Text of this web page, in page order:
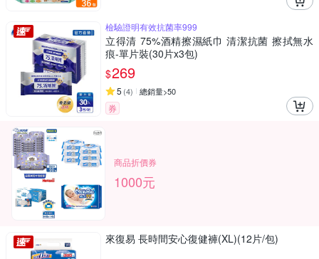
檢驗證明有效抗菌率999
立得清 75%酒精擦濕紙巾 清潔抗菌 擦拭無水
痕-單片裝(30片x3包)
$269
5 (4) 總銷量>50
券
商品折價券
1000元
來復易 長時間安心復健褲(XL)(12片/包)